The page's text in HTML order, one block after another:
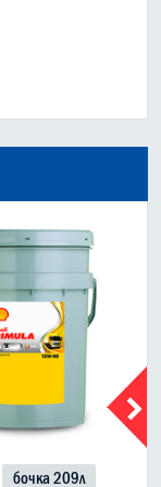
бочка 209л